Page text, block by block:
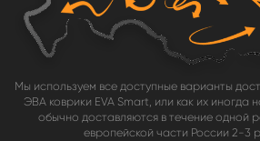
Мы используем все доступные варианты
ЭВА коврики EVA Smart, или как их
обычно доставляются в течение одной
европейской части России 2-3